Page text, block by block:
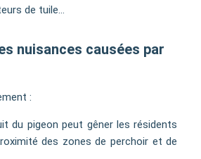
de tuile…
nuisances causées par
:
du pigeon peut gêner les résidents
des zones de perchoir et de